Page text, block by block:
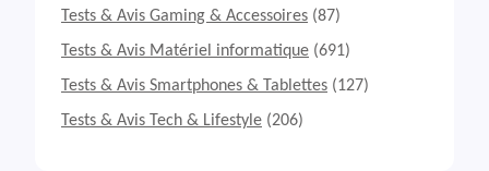
Tests & Avis Gaming & Accessoires (87)
Tests & Avis Matériel informatique (691)
Tests & Avis Smartphones & Tablettes (127)
Tests & Avis Tech & Lifestyle (206)